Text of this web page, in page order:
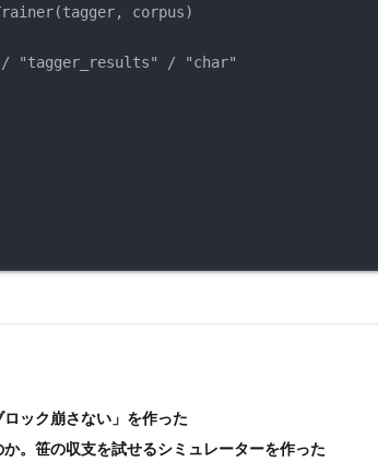
corpus)
"tagger_results" / "char"
ック崩さない」を作った
。笹の収支を試せるシミュレーターを作った